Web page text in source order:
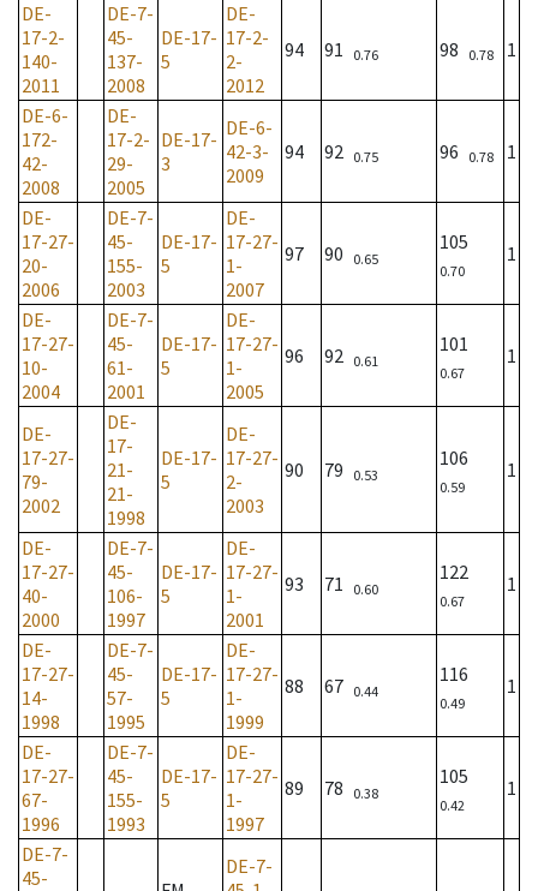
DE-
17-2-
140-
2011
DE-7-
45-
137-
2008
DE-17-
5
DE-
17-2-
2-
2012
94 91 0.76 98 0.78 1
DE-6-
172-
42-
2008
DE-
17-2-
29-
2005
DE-17-
3
DE-6-
42-3-
2009
94 92 0.75 96 0.78 1
DE-
17-27-
20-
2006
DE-7-
45-
155-
2003
DE-17-
5
DE-
17-27-
1-
2007
97 90 0.65
105
0.70
1
DE-
17-27-
10-
2004
DE-7-
45-
61-
2001
DE-17-
5
DE-
17-27-
1-
2005
96 92 0.61
101
0.67
1
DE-
17-27-
79-
2002
DE-
17-
21-
21-
1998
DE-17-
5
DE-
17-27-
2-
2003
90 79 0.53
106
0.59
1
DE-
17-27-
40-
2000
DE-7-
45-
106-
1997
DE-17-
5
DE-
17-27-
1-
2001
93 71 0.60
122
0.67
1
DE-
17-27-
14-
1998
DE-7-
45-
57-
1995
DE-17-
5
DE-
17-27-
1-
1999
88 67 0.44
116
0.49
1
DE-
17-27-
67-
1996
DE-7-
45-
155-
1993
DE-17-
5
DE-
17-27-
1-
1997
89 78 0.38
105
0.42
1
DE-7-
45-
DE-7-